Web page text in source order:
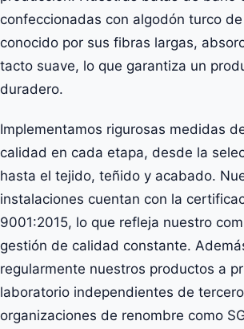
confeccionadas con algodón turco
conocido por sus fibras largas,
tacto suave, lo que garantiza un
duradero.
Implementamos rigurosas medidas
calidad en cada etapa, desde la
hasta el tejido, teñido y acabado.
instalaciones cuentan con la
9001:2015, lo que refleja nuestro
gestión de calidad constante.
regularmente nuestros productos a
laboratorio independientes de
organizaciones de renombre como